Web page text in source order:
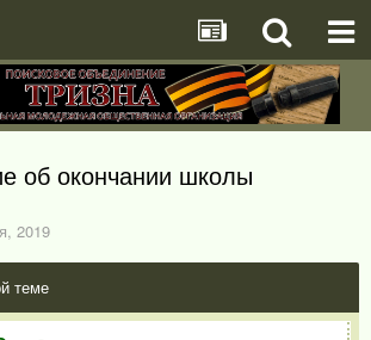
об окончании школы
2019
теме